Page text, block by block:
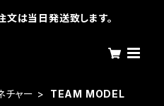
は当日発送致します。
チャー TEAM MODEL